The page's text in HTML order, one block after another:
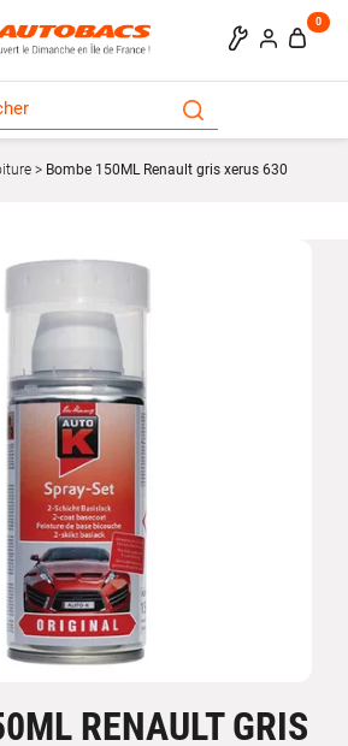
0
Bombe 150ML Renault gris xerus 630
RENAULT GRIS